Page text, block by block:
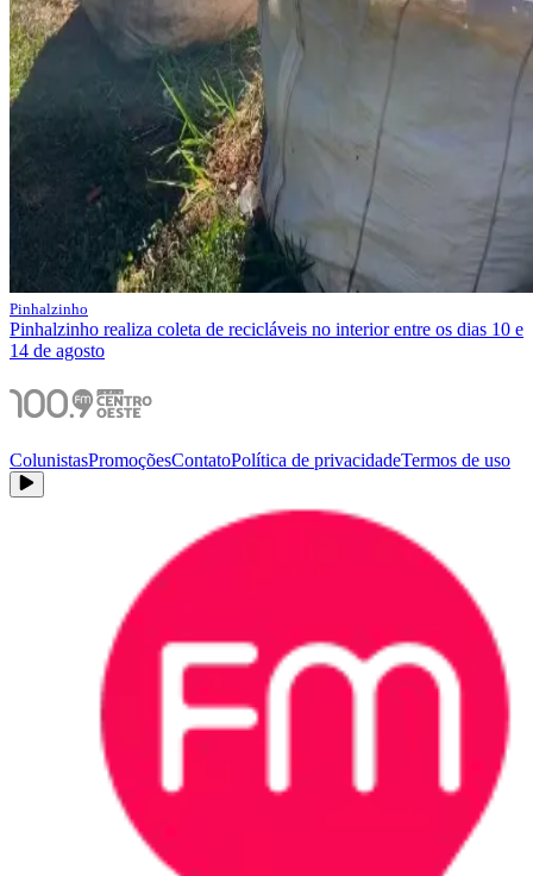
Pinhalzinho
Pinhalzinho realiza coleta de recicláveis no interior entre os dias 10 e
14 de agosto
ColunistasPromoçõesContatoPolítica de privacidadeTermos de uso